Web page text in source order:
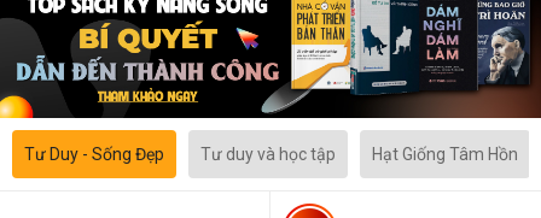
Tư Duy - Sống Đẹp Tư duy và học tập Hạt Giống Tâm Hồn